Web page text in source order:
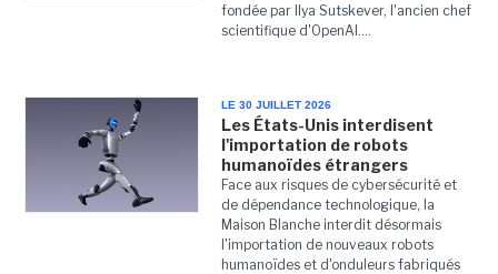
fondée par Ilya Sutskever, l'ancien chef
scientifique d'OpenAI....
LE 30 JUILLET 2026
Les États-Unis interdisent
l'importation de robots
humanoïdes étrangers
Face aux risques de cybersécurité et
de dépendance technologique, la
Maison Blanche interdit désormais
l'importation de nouveaux robots
humanoïdes et d'onduleurs fabriqués